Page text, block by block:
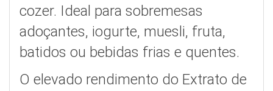
cozer. Ideal para sobremesas
adoçantes, iogurte, muesli, fruta,
batidos ou bebidas frias e quentes.
O elevado rendimento do Extrato de